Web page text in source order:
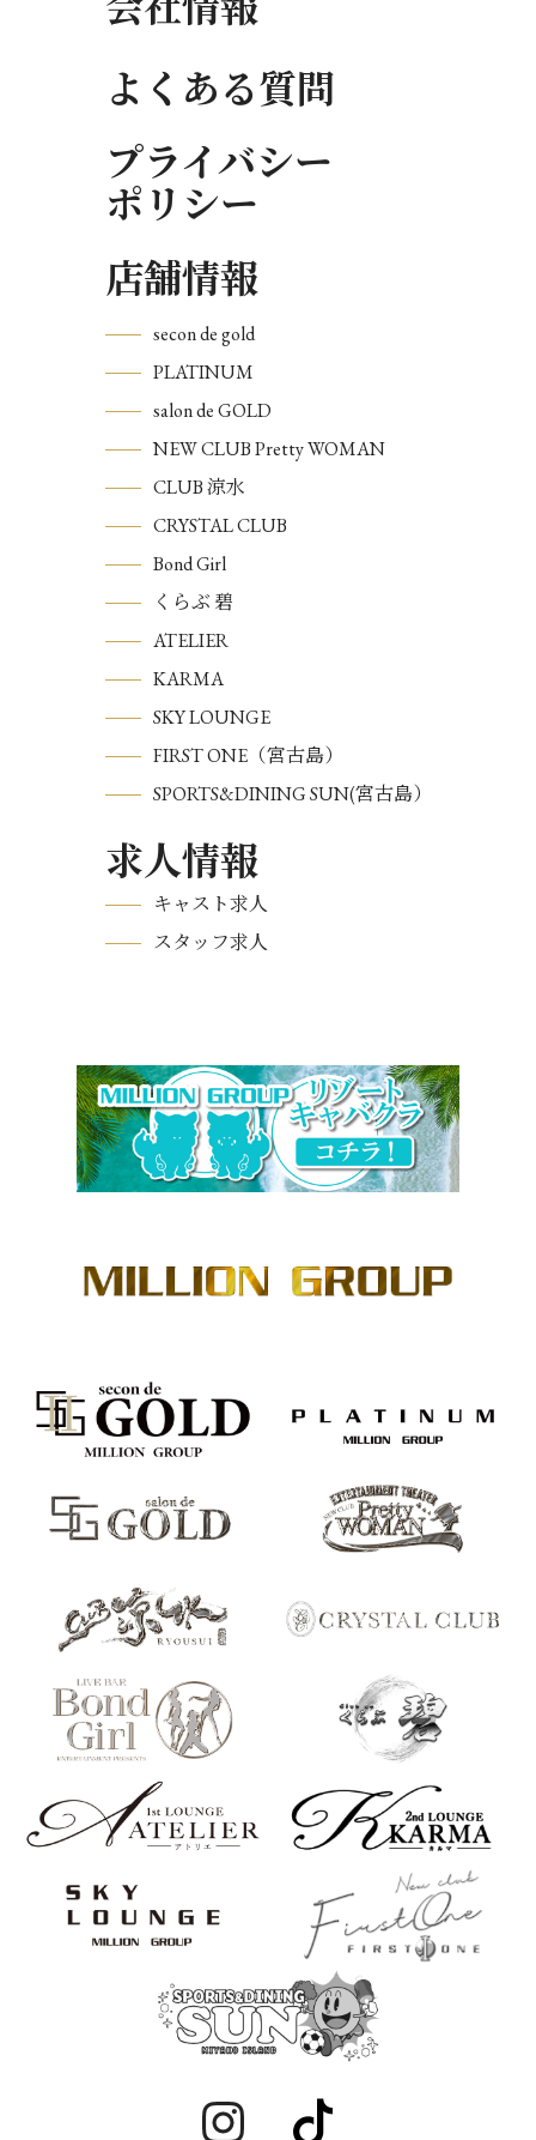
よくある質問
プライバシー
ポリシー
店舗情報
secon de gold
PLATINUM
salon de GOLD
NEW CLUB Pretty WOMAN
CLUB 涼水
CRYSTAL CLUB
Bond Girl
くらぶ 碧
ATELIER
KARMA
SKY LOUNGE
FIRST ONE（宮古島）
SPORTS&DINING SUN(宮古島）
求人情報
キャスト求人
スタッフ求人